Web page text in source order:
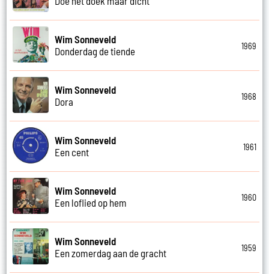
Wim Sonneveld
Donderdag de tiende
1969
Wim Sonneveld
Dora
1968
Wim Sonneveld
Een cent
1961
Wim Sonneveld
Een loflied op hem
1960
Wim Sonneveld
Een zomerdag aan de gracht
1959